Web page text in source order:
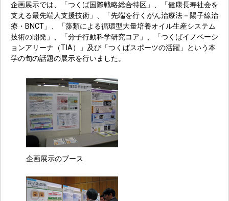
企画展示では、「つくば国際戦略総合特区」、「健康長寿社会を
支える最先端人支援技術」、「先端を行くがん治療法－陽子線治
療・BNCT」、「藻類による循環型大量培養オイル生産システム
技術の開発」、「分子行動科学研究コア」、「つくばイノベーシ
ョンアリーナ（TIA）」及び「つくばスポーツの活躍」という本
学の旬の話題の展示を行いました。
企画展示のブース